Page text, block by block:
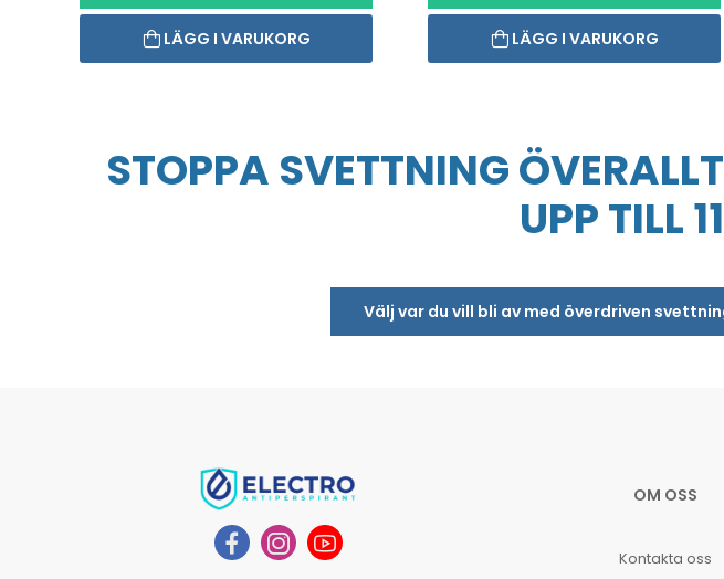
LÄGG I VARUKORG LÄGG I VARUKORG
STOPPA SVETTNING
UPP TILL
Välj var du vill bli av med överdriven
OM OSS
Kontakta oss